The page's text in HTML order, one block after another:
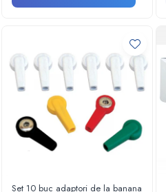
Ingrijirea sanatatii
Aparate masaj
Cantare
Glucometre
Ingrijire personala
Perne si paturi electrice
Set 10 buc adaptori de la banana